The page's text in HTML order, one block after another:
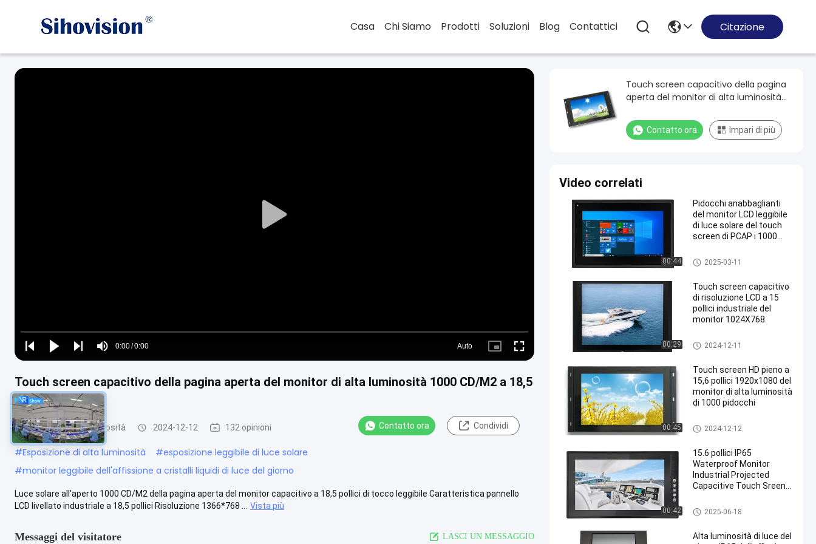
Casa Chi Siamo Prodotti Soluzioni Blog Contattici Citazione
Play
Play
Play
Play
Mute
Time
0:00/0:00
Loaded:
0%
Auto
Picture- Fullscreen
Touch screen capacitivo della pagina aperta del monitor di alta luminosità 1000 CD/M2 a 18,5
pollici
Monitor di alta luminosità 2024-12-12 132 opinioni Contatto ora Condividi
#Esposizione di alta luminosità #esposizione leggibile di luce solare
#monitor leggibile dell'affissione a cristalli liquidi di luce del giorno
Luce solare all'aperto 1000 CD/M2 della pagina aperta del monitor capacitivo a 18,5 pollici di tocco leggibile Caratteristica pannello
LCD livellato industriale a 18,5 pollici Risoluzione 1366*768 ...
Vista più
Messaggi del visitatore LASCI UN MESSAGGIO
Touch screen capacitivo della pagina
aperta del monitor di alta luminosità
Contatto ora Impari di più
Video correlati
00:44
Pidocchi anabbaglianti
del monitor LCD leggibile
di luce solare del touch
screen di PCAP i 1000
impermeabilizzano
Monitor di alta luminosità
2025-03-11
00:29
Touch screen capacitivo
di risoluzione LCD a 15
pollici industriale del
monitor 1024X768
Monitor di alta luminosità
2024-12-11
00:45
Touch screen HD pieno a
15,6 pollici 1920x1080 del
monitor di alta luminosità
di 1000 pidocchi
Monitor di alta luminosità
2024-12-12
00:42
15.6 pollici IP65
Waterproof Monitor
Industrial Projected
Capacitive Touch Sreen
Nits Displays con anti
abbagliamento
Monitor di alta luminosità
2025-06-18
Alta luminosità di luce del